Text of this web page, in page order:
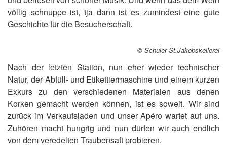
völlig schnuppe ist, tja dann ist es zumindest eine gute
Geschichte für die Besucherschaft.
© Schuler St.Jakobskellerei
Nach der letzten Station, nun eher wieder technischer
Natur, der Abfüll- und Etikettiermaschine und einem kurzen
Exkurs zu den verschiedenen Materialen aus denen
Korken gemacht werden können, ist es soweit. Wir sind
zurück im Verkaufsladen und unser Apéro wartet auf uns.
Zuhören macht hungrig und nun dürfen wir auch endlich
von dem veredelten Traubensaft probieren.